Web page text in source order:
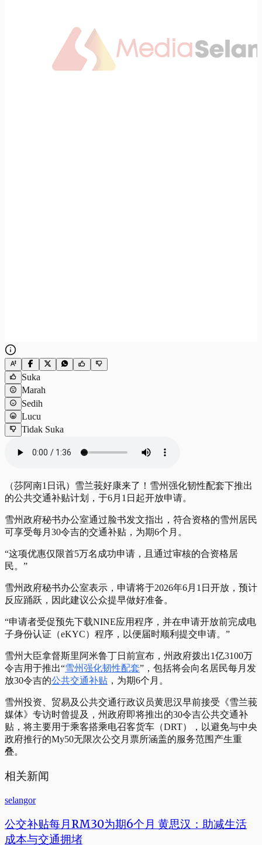
Suka
Marah
Sedih
Lucu
Tidak Suka
（莎阿南1日讯）雪兰莪好康来了！雪州强化韧性配套下推出
的公共交通补贴计划，于6月1日起开放申请。
雪州政府秘书办公室通过脸书发文指出，符合资格的雪州居民
可享受每月30令吉的交通补贴，为期6个月。
“这项优惠仅限首5万名成功申请，且通过审核的合资格居
民。”
雪州政府秘书办公室表示，申请将于2026年6月1日开放，预计
反应踊跃，因此建议公众提早做好准备。
“申请者受促预先下载NINE应用程序，并在申请开放前完成电
子身份认证（eKYC）程序，以便届时顺利提交申请。”
雪州大臣拿督斯里阿米鲁丁日前宣布，州政府拨出1亿3100万
令吉用于推出“雪州强化韧性配套”，包括将会向名居民每月发
放30令吉的公共交通补贴 ，为期6个月。
雪州投资、贸易及公共交通行政议员黄思汉早前接受《雪兰莪
媒体》专访时曾提及，州政府即将推出的30令吉公共交通补
贴，将主要用于乘客搭乘电召客货车（DRT），以避免与中央
政府推行的My50无限次公交月票所涵盖的服务范围产生重
叠。
相关新闻
selangor
公交补贴每月RM30为期6个月 黄思汉：助减生活
成本与交通拥堵